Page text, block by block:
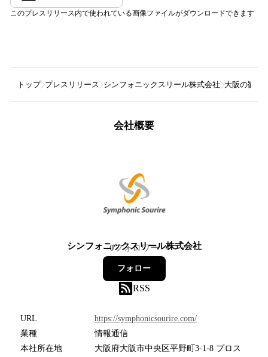
このプレスリリース内で使われている画像ファイルがダウンロードできます
トップ プレスリリース シンフォニックスリール株式会社 大阪の観光
会社概要
シンフォニックスリール株式会社
0フォロワー
フォロー
RSS
URL
https://symphonicsourire.com/
業種
情報通信
本社所在地
大阪府大阪市中央区平野町3-1-8 プロス